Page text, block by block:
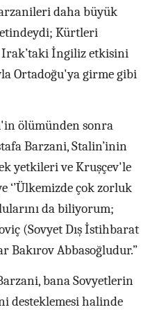
daha büyük
Kürtleri
Irak’taki İngiliz etkisini
Ortadoğu'ya girme gibi
ölümünden sonra
Barzani, Stalin’inin
yetkileri ve Kruşçev'le
‘’Ülkemizde çok zorluk
da biliyorum;
(Sovyet Dış İstihbarat
Bakırov Abbasoğludur.”
bana Sovyetlerin
desteklemesi halinde